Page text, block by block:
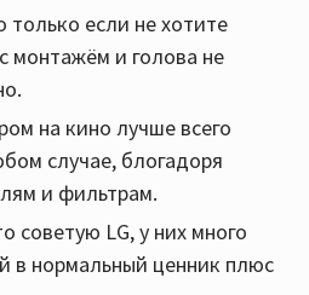
только если не хотите
монтажём и голова не
на кино лучше всего
случае, блогадоря
и фильтрам.
советую LG, у них много
в нормальный ценник плюс